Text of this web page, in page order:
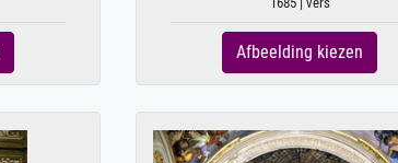
Afbeelding kiezen